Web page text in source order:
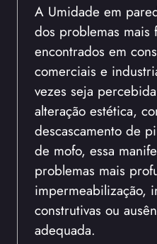
A Umidade em
dos problemas mais
encontrados em
comerciais e
vezes seja
alteração estética,
descascamento de
de mofo, essa
problemas mais
impermeabilização,
construtivas ou
adequada.